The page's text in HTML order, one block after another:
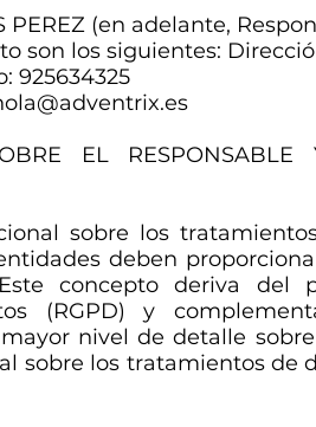
PEREZ (en adelante,
son los siguientes:
925634325
EL
sobre los
deben
concepto deriva del
(RGPD) y
nivel de detalle
sobre los tratamientos de